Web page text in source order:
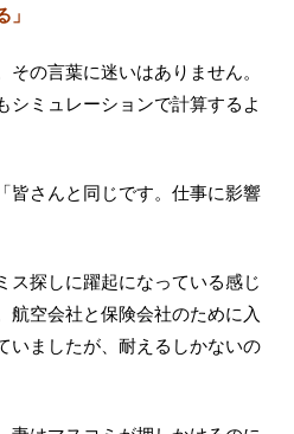
の言葉に迷いはありません。
シミュレーションで計算するよ
皆さんと同じです。仕事に影響
ス探しに躍起になっている感じ
航空会社と保険会社のために入
いましたが、耐えるしかないの